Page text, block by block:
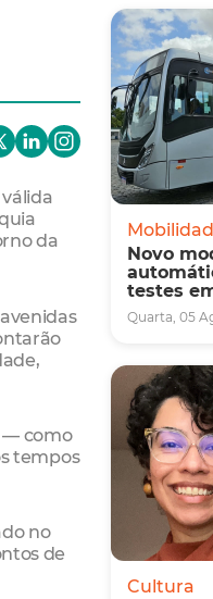
da
— como
tempos
no
de
Novo
testes
Quarta, 05
Cultura